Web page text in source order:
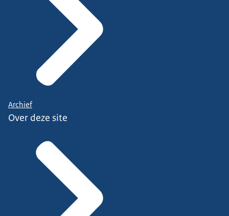
Archief
Over deze site